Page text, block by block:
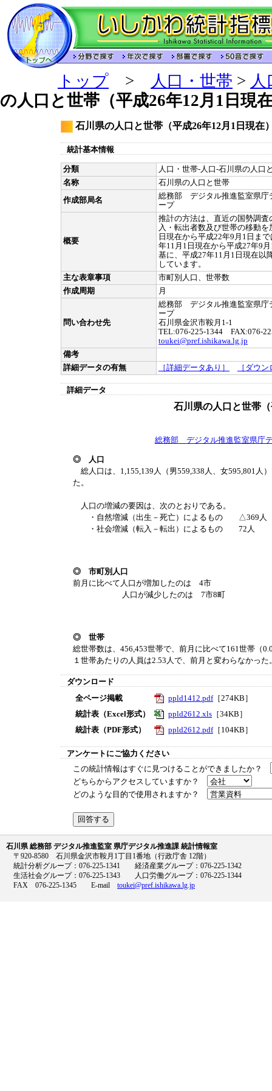
トップ > 人口・世帯 > 人
の人口と世帯（平成26年12月1日現
石川県の人口と世帯（平成26年12月1日現在
統計基本情報
分類
人口・世帯-人口-石川県の人口
名称
石川県の人口と世帯
作成部局名
総務部 デジタル推進監室県庁
ープ
概要
推計の方法は、直近の国勢調
入・転出者数及び世帯の移動
日現在から平成22年9月1日ま
年11月1日現在から平成27年9
基に、平成27年11月1日現在以
しています。
主な表章事項
市町別人口、世帯数
作成周期
月
問い合わせ先
総務部 デジタル推進監室県庁
ープ
石川県金沢市鞍月1-1
TEL:076-225-1344 FAX:076-
toukei@pref.ishikawa.lg.jp
備考
詳細データの有無
［詳細データあり］ ［ダウ
詳細データ
石川県の人口と世帯
総務部 デジタル推進監室県庁
◎ 人口
総人口は、1,155,139人（男559,338人、女595,801人
た。
人口の増減の要因は、次のとおりである。
・自然増減（出生－死亡）によるもの △369人
・社会増減（転入－転出）によるもの 72人
◎ 市町別人口
前月に比べて人口が増加したのは 4市
人口が減少したのは 7市8町
◎ 世帯
総世帯数は、456,453世帯で、前月に比べて161世帯（
１世帯あたりの人員は2.53人で、前月と変わらなかった
ダウンロード
全ページ掲載
ppld1412.pdf［274KB］
統計表（Excel形式）
ppld2612.xls ［34KB］
統計表（PDF形式）
ppld2612.pdf［104KB］
アンケートにご協力ください
この統計情報はすぐに見つけることができましたか？
どちらからアクセスしていますか？
どのような目的で使用されますか？
石川県 総務部 デジタル推進監室 県庁デジタル推進課 統計情報室
〒920-8580 石川県金沢市鞍月1丁目1番地（行政庁舎 12階）
統計分析グループ：076-225-1341 経済産業グループ：076-225-1342
生活社会グループ：076-225-1343 人口労働グループ：076-225-1344
FAX 076-225-1345 E-mail toukei@pref.ishikawa.lg.jp